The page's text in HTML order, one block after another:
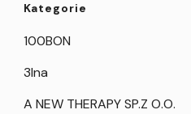
Kategorie
100BON
3Ina
A NEW THERAPY SP.Z O.O.